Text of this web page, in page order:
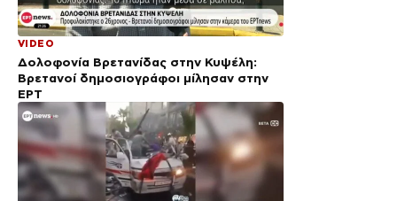
VIDEO
Δολοφονία Βρετανίδας στην Κυψέλη:
Bρετανοί δημοσιογράφοι μίλησαν στην
ΕΡΤ